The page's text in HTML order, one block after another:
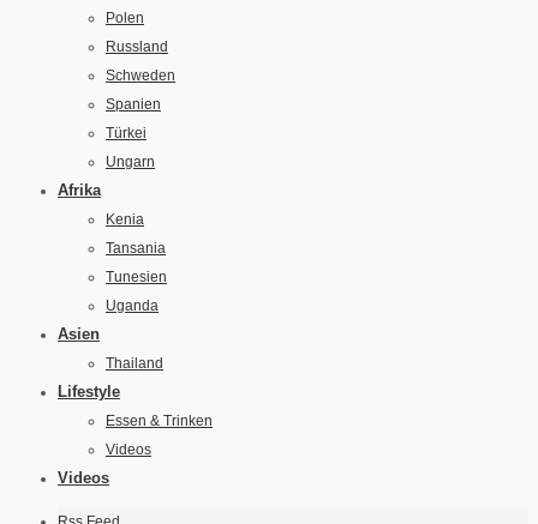
Polen
Russland
Schweden
Spanien
Türkei
Ungarn
Afrika
Kenia
Tansania
Tunesien
Uganda
Asien
Thailand
Lifestyle
Essen & Trinken
Videos
Videos